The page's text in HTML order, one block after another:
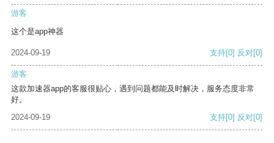
游客
这个是app神器
2024-09-19 支持[0] 反对[0]
游客
这款加速器app的客服很贴心，遇到问题都能及时解决，服务态度非常
好。
2024-09-19
支持[0] 反对[0]